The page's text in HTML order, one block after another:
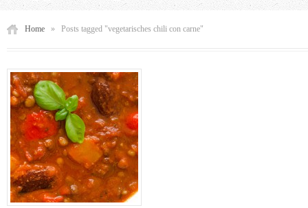
Home » Posts tagged "vegetarisches chili con carne"